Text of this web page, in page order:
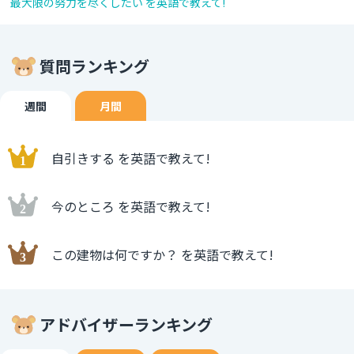
質問ランキング
週間 月間
自引きする を英語で教えて!
今のところ を英語で教えて!
この建物は何ですか？ を英語で教えて!
アドバイザーランキング